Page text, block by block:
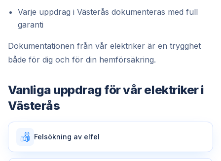
Varje uppdrag i Västerås dokumenteras med full
garanti
Dokumentationen från vår elektriker är en trygghet
både för dig och för din hemförsäkring.
Vanliga uppdrag för vårelektrikeri
Västerås
Felsökning av elfel